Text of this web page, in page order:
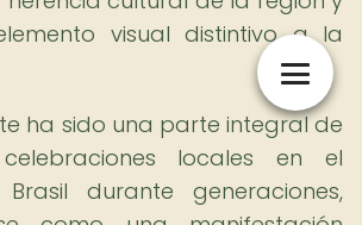
visual distintivo a la
ha sido una parte integral de
locales en el
durante generaciones,